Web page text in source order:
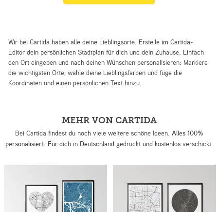
Wir bei Cartida haben alle deine Lieblingsorte. Erstelle im Cartida-
Editor dein persönlichen Stadtplan für dich und dein Zuhause. Einfach
den Ort eingeben und nach deinen Wünschen personalisieren: Markiere
die wichtigsten Orte, wähle deine Lieblingsfarben und füge die
Koordinaten und einen persönlichen Text hinzu.
MEHR VON CARTIDA
Bei Cartida findest du noch viele weitere schöne Ideen. Alles 100%
personalisiert. Für dich in Deutschland gedruckt und kostenlos verschickt.